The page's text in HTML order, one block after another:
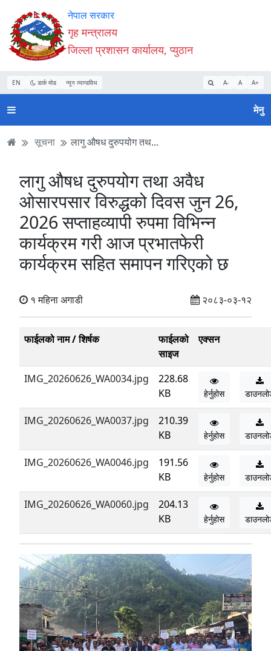
Accessibility
Mode
सुरु
गर्नुहोस्
सामाग्री
पढ्नुहाेस्
नेभिगेसन
पढ्नुहाेस्
वेबसाइट
खोजमा
जानुहोस्
नेपाल सरकार
गृह मन्त्रालय
जिल्ला प्रशासन कार्यालय, प्युठान
EN डार्क मोड न्यून व्यान्डविथ A- A A+
मेनु
सूचना लागु औषध दुरुपयोग तथ...
लागु औषध दुरुपयोग तथा अवैध
ओसारपसार विरुद्धको दिवस जुन 26,
2026 सप्ताहव्यापी रुपमा विभिन्न
कार्यक्रम गरी आज प्रभातफेरी
कार्यक्रम सहित समापन गरिएको छ
१ महिना अगाडी २०८३-०३-१२
फाईलको नाम / शिर्षक
फाईलको
साइज
एक्सन
IMG_20260626_WA0034.jpg
228.68
KB
हेर्नुहोस
IMG_20260626_WA0037.jpg
210.39
KB
हेर्नुहोस
IMG_20260626_WA0046.jpg
191.56
KB
हेर्नुहोस
IMG_20260626_WA0060.jpg
204.13
KB
हेर्नुहोस